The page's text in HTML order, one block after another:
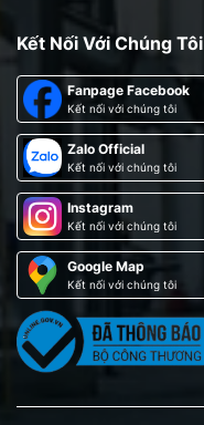
Kết Nối Với Chúng Tôi
Fanpage Facebook
Kết nối với chúng tôi
Zalo Official
Kết nối với chúng tôi
Instagram
Kết nối với chúng tôi
Google Map
Kết nối với chúng tôi